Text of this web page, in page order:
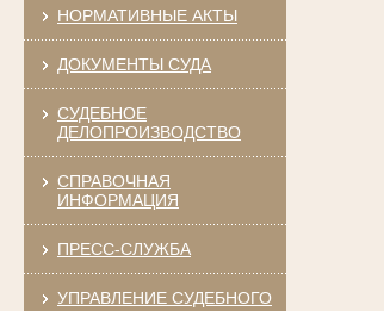
НОРМАТИВНЫЕ АКТЫ
ДОКУМЕНТЫ СУДА
СУДЕБНОЕ
ДЕЛОПРОИЗВОДСТВО
СПРАВОЧНАЯ
ИНФОРМАЦИЯ
ПРЕСС-СЛУЖБА
УПРАВЛЕНИЕ СУДЕБНОГО